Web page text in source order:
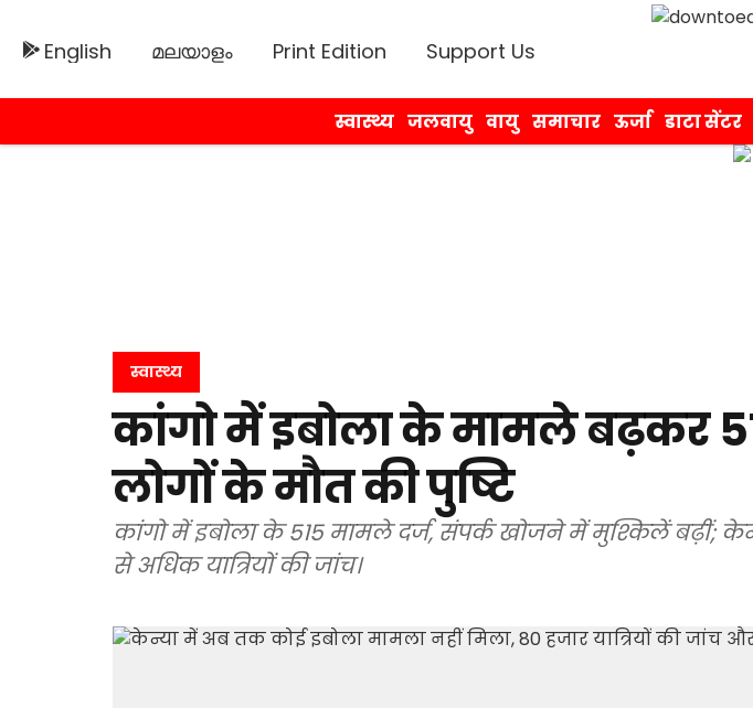
English മലയാളം Print Edition Support Us
स्वास्थ्य जलवायु वायु समाचार ऊर्जा डाटा सेंटर
स्वास्थ्य
कांगो में इबोला के मामले बढ़कर
लोगों के मौत की पुष्टि
कांगो में इबोला के 515 मामले दर्ज, संपर्क खोजने में मुश्किलें बढ़ीं;
से अधिक यात्रियों की जांच।